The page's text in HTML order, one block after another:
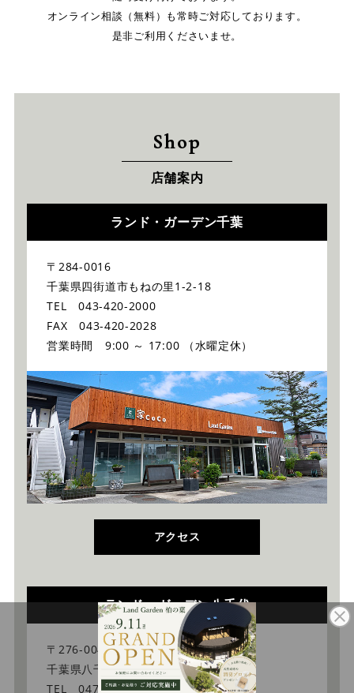
オンライン相談（無料）も常時ご対応しております。
是非ご利用くださいませ。
Shop
店舗案内
ランド・ガーデン千葉
〒284-0016
千葉県四街道市もねの里1-2-18
TEL 043-420-2000
FAX 043-420-2028
営業時間 9:00 ～ 17:00 （水曜定休）
アクセス
ランド・ガーデン八千代
〒276-0046
千葉県八千代市大和田新田103-34
TEL 047-450-0100